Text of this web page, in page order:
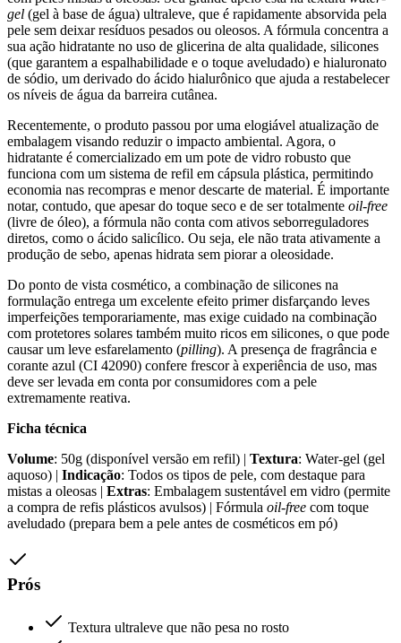
gel (gel à base de água) ultraleve, que é rapidamente absorvida pela
pele sem deixar resíduos pesados ou oleosos. A fórmula concentra a
sua ação hidratante no uso de glicerina de alta qualidade, silicones
(que garantem a espalhabilidade e o toque aveludado) e hialuronato
de sódio, um derivado do ácido hialurônico que ajuda a restabelecer
os níveis de água da barreira cutânea.
Recentemente, o produto passou por uma elogiável atualização de
embalagem visando reduzir o impacto ambiental. Agora, o
hidratante é comercializado em um pote de vidro robusto que
funciona com um sistema de refil em cápsula plástica, permitindo
economia nas recompras e menor descarte de material. É importante
notar, contudo, que apesar do toque seco e de ser totalmente oil-free
(livre de óleo), a fórmula não conta com ativos seborreguladores
diretos, como o ácido salicílico. Ou seja, ele não trata ativamente a
produção de sebo, apenas hidrata sem piorar a oleosidade.
Do ponto de vista cosmético, a combinação de silicones na
formulação entrega um excelente efeito primer disfarçando leves
imperfeições temporariamente, mas exige cuidado na combinação
com protetores solares também muito ricos em silicones, o que pode
causar um leve esfarelamento (pilling). A presença de fragrância e
corante azul (CI 42090) confere frescor à experiência de uso, mas
deve ser levada em conta por consumidores com a pele
extremamente reativa.
Ficha técnica
Volume: 50g (disponível versão em refil) | Textura: Water-gel (gel
aquoso) | Indicação: Todos os tipos de pele, com destaque para
mistas a oleosas | Extras: Embalagem sustentável em vidro (permite
a compra de refis plásticos avulsos) | Fórmula oil-free com toque
aveludado (prepara bem a pele antes de cosméticos em pó)
Prós
Textura ultraleve que não pesa no rosto